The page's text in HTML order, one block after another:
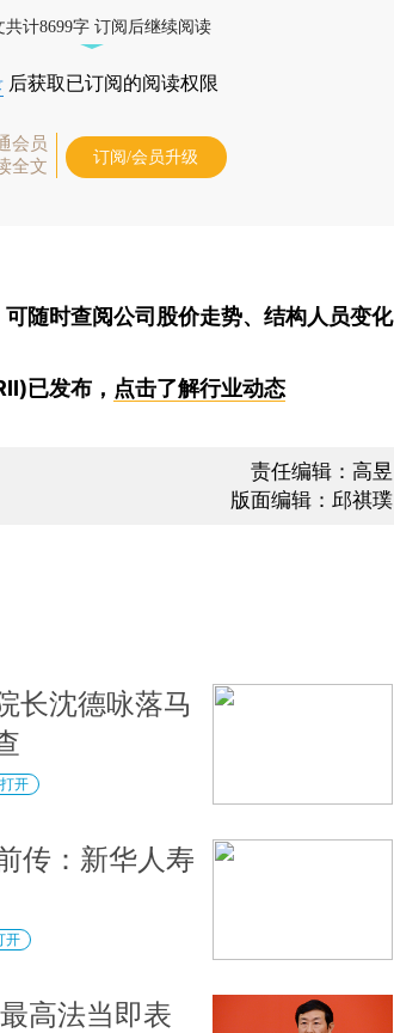
共计8699字 订阅后继续阅读
后获取已订阅的阅读权限
会员
全文
订阅/会员升级
可随时查阅公司股价走势、结构人员变化
已发布， 点击了解行业动态
责任编辑：高昱
版面编辑：邱祺璞
长沈德咏落马
开
传：新华人寿
开
高法当即表